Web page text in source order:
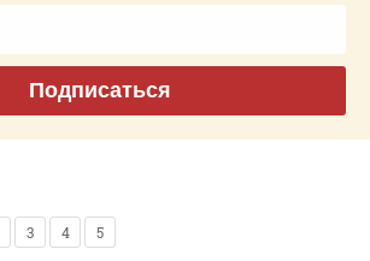
Подписаться
3 4 5